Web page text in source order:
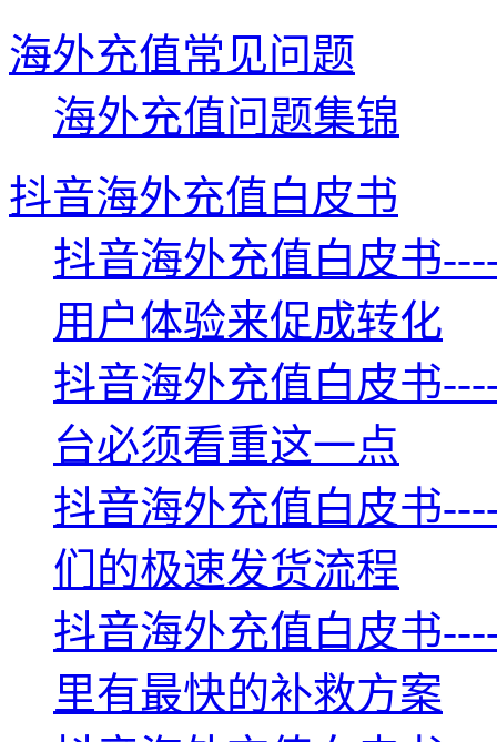
海外充值常见问题
海外充值问题集锦
抖音海外充值白皮书
抖音海外充值白皮书
用户体验来促成转化
抖音海外充值白皮书
台必须看重这一点
抖音海外充值白皮书
们的极速发货流程
抖音海外充值白皮书
里有最快的补救方案